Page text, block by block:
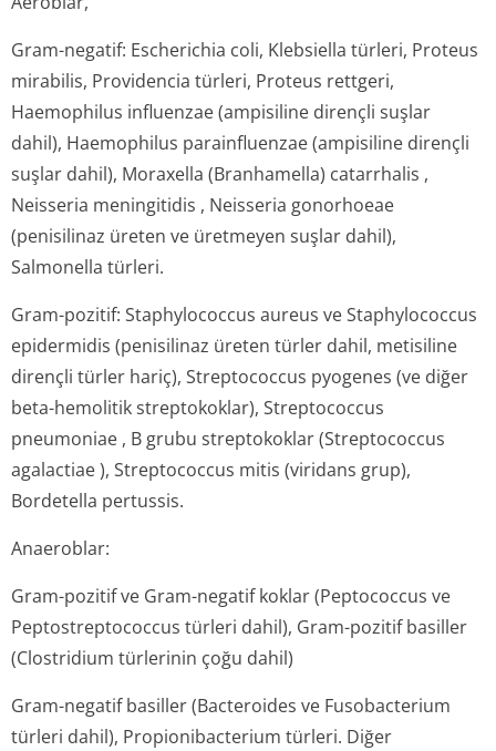
Gram-negatif: Escherichia coli, Klebsiella türleri, Proteus
mirabilis, Providencia türleri, Proteus rettgeri,
Haemophilus influenzae(ampisiline dirençli suşlar
dahil), Haemophilus parainfluenzae(ampisiline dirençli
suşlar dahil), Moraxella (Branhamella) catarrhalis ,
Neisseria meningitidis , Neisseria gonorhoeae
(penisilinaz üreten ve üretmeyen suşlar dahil),
Salmonella türleri.
Gram-pozitif: Staphylococcus aureus veStaphylococcus
epidermidis (penisilinaz üreten türler dahil, metisiline
dirençli türler hariç), Streptococcus pyogenes (ve diğer
beta-hemolitik streptokoklar), Streptococcus
pneumoniae , B grubu streptokoklar (Streptococcus
agalactiae), Streptococcus mitis (viridans grup),
Bordetella pertussis.
Anaeroblar:
Gram-pozitif ve Gram-negatif koklar (Peptococcus ve
Peptostreptococ­cus türleri dahil), Gram-pozitif basiller
(Clostridium türlerinin çoğu dahil)
Gram-negatif basiller (Bacteroides ve Fusobacterium
türleri dahil), Propionibacterium türleri. Diğer